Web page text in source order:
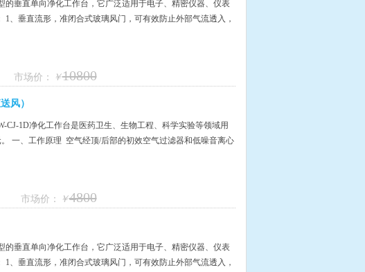
的垂直单向净化工作台，它广泛适用于电子、精密仪器、仪表
、垂直流形，准闭合式玻璃风门，可有效防止外部气流透入，
市场价： ￥10800
风）
CJ-1D净化工作台是医药卫生、生物工程、科学实验等领域用
一、工作原理 空气经顶/后部的初效空气过滤器和低噪音离心
市场价： ￥4800
的垂直单向净化工作台，它广泛适用于电子、精密仪器、仪表
、垂直流形，准闭合式玻璃风门，可有效防止外部气流透入，